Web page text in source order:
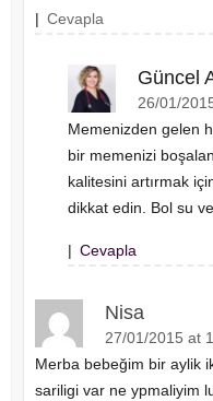
| Cevapla
Güncel
26/01/
Memenizden gelen
bir memenizi
kalitesini artırmak
dikkat edin. Bol su
| Cevapla
Nisa
27/01/2015 at
Merba bebeğim bir aylik
sariligi var ne ypmaliyim